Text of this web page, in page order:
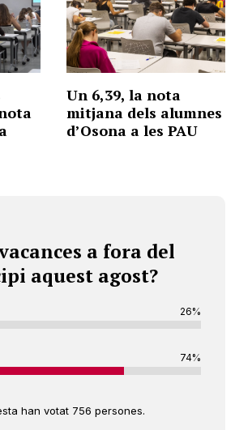
Un 6,39, la nota
mitjana dels alumnes
d’Osona a les PAU
a fora del
aquest agost?
26%
74%
han votat 756 persones.